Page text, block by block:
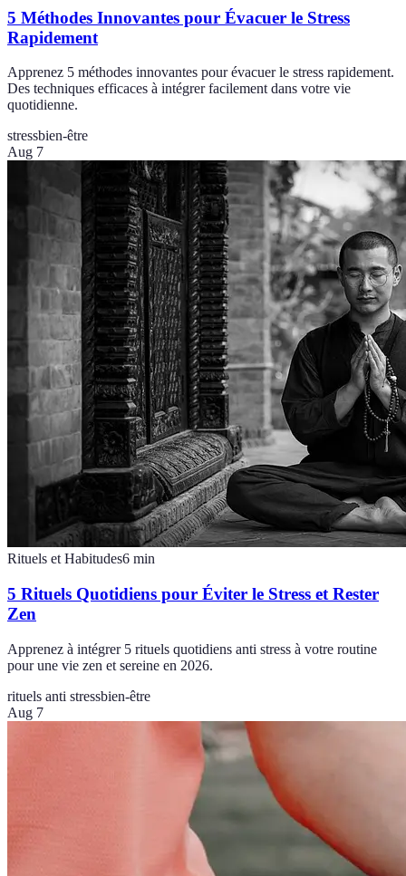
5 Méthodes Innovantes pour Évacuer le Stress
Rapidement
Apprenez 5 méthodes innovantes pour évacuer le stress rapidement.
Des techniques efficaces à intégrer facilement dans votre vie
quotidienne.
stressbien-être
Aug 7
Rituels et Habitudes6 min
5 Rituels Quotidiens pour Éviter le Stress et Rester
Zen
Apprenez à intégrer 5 rituels quotidiens anti stress à votre routine
pour une vie zen et sereine en 2026.
rituels anti stressbien-être
Aug 7